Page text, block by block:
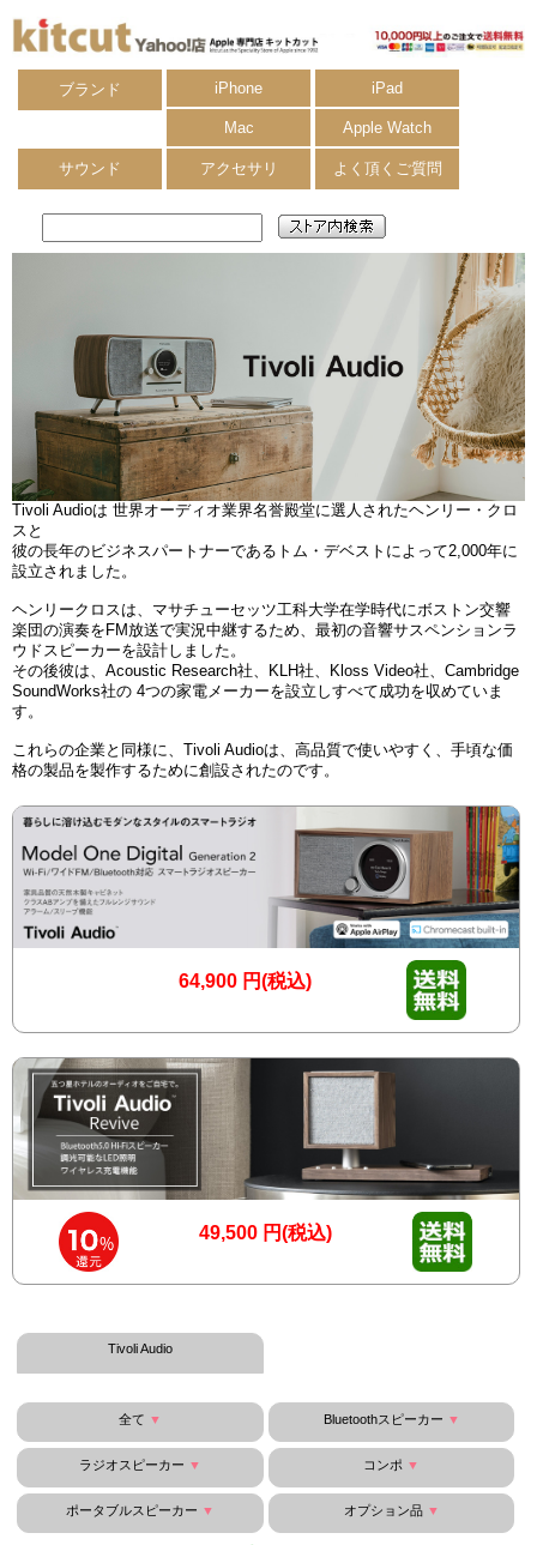
ブランド iPhone iPad
Mac Apple Watch
サウンド アクセサリ よく頂くご質問
Tivoli Audioは 世界オーディオ業界名誉殿堂に選人されたヘンリー・クロ
スと
彼の長年のビジネスパートナーであるトム・デベストによって2,000年に
設立されました。
ヘンリークロスは、マサチューセッツ工科大学在学時代にボストン交響
楽団の演奏をFM放送で実況中継するため、最初の音響サスペンションラ
ウドスピーカーを設計しました。
その後彼は、Acoustic Research社、KLH社、Kloss Video社、Cambridge
SoundWorks社の 4つの家電メーカーを設立しすべて成功を収めていま
す。
これらの企業と同様に、Tivoli Audioは、高品質で使いやすく、手頃な価
格の製品を製作するために創設されたのです。
64,900 円(税込)
49,500 円(税込)
Tivoli Audio
全て Bluetoothスピーカー
ラジオスピーカー コンポ
ポータブルスピーカー オプション品